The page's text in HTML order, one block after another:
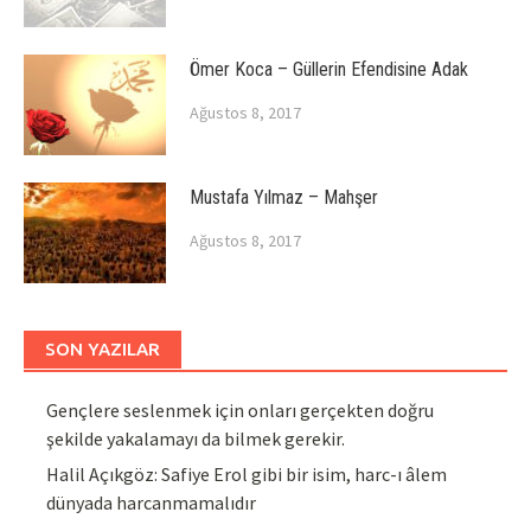
Ömer Koca – Güllerin Efendisine Adak
Ağustos 8, 2017
Mustafa Yılmaz – Mahşer
Ağustos 8, 2017
SON YAZILAR
Gençlere seslenmek için onları gerçekten doğru
şekilde yakalamayı da bilmek gerekir.
Halil Açıkgöz: Safiye Erol gibi bir isim, harc-ı âlem
dünyada harcanmamalıdır